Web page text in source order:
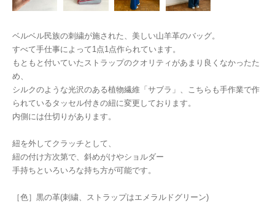
ベルベル民族の刺繍が施された、美しい山羊革のバッグ。
すべて手仕事によって1点1点作られています。
もともと付いていたストラップのクオリティがあまり良くなかったた
め、
シルクのような光沢のある植物繊維「サブラ」、こちらも手作業で作
られているタッセル付きの紐に変更しております。
内側には仕切りがあります。
紐を外してクラッチとして、
紐の付け方次第で、斜めがけやショルダー
手持ちといろいろな持ち方が可能です。
［色］黒の革(刺繍、ストラップはエメラルドグリーン)